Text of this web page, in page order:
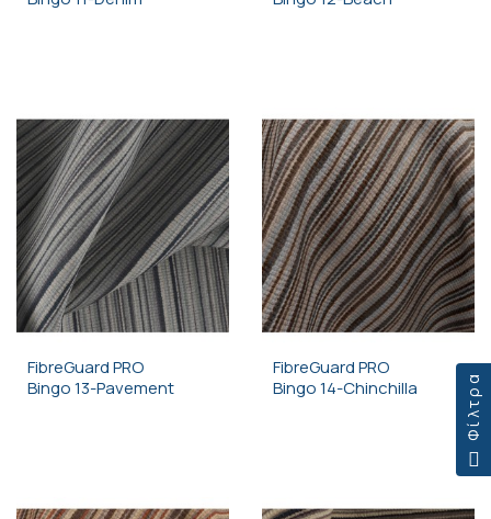
FibreGuard PRO
Bingo 13-Pavement
FibreGuard PRO
Bingo 14-Chinchilla
Φίλτρα